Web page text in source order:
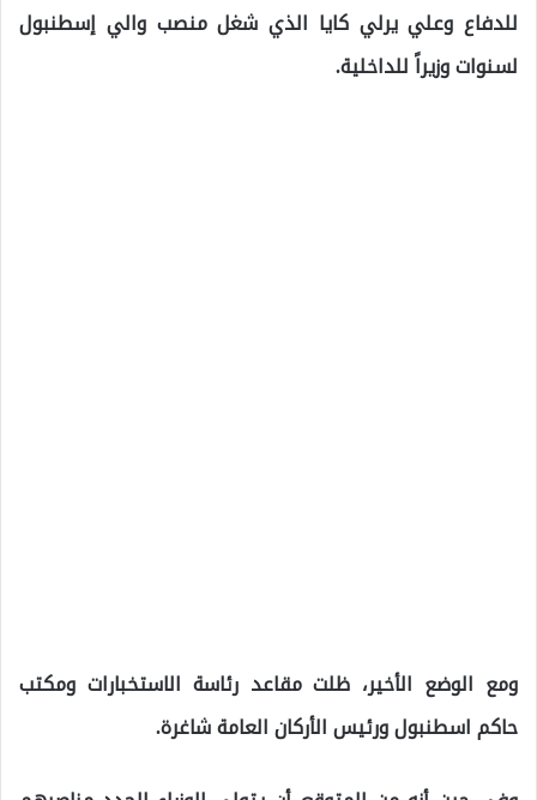
للدفاع وعلي يرلي كايا الذي شغل منصب والي إسطنبول
لسنوات وزيراً للداخلية.
ومع الوضع الأخير، ظلت مقاعد رئاسة الاستخبارات ومكتب
حاكم اسطنبول ورئيس الأركان العامة شاغرة.